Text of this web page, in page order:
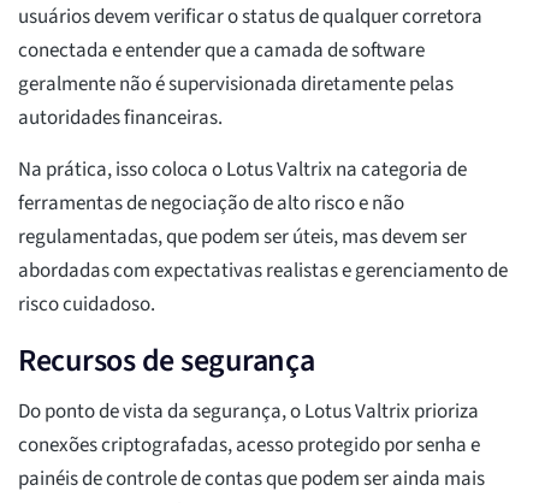
usuários devem verificar o status de qualquer corretora
conectada e entender que a camada de software
geralmente não é supervisionada diretamente pelas
autoridades financeiras.
Na prática, isso coloca o Lotus Valtrix na categoria de
ferramentas de negociação de alto risco e não
regulamentadas, que podem ser úteis, mas devem ser
abordadas com expectativas realistas e gerenciamento de
risco cuidadoso.
Recursos de segurança
Do ponto de vista da segurança, o Lotus Valtrix prioriza
conexões criptografadas, acesso protegido por senha e
painéis de controle de contas que podem ser ainda mais